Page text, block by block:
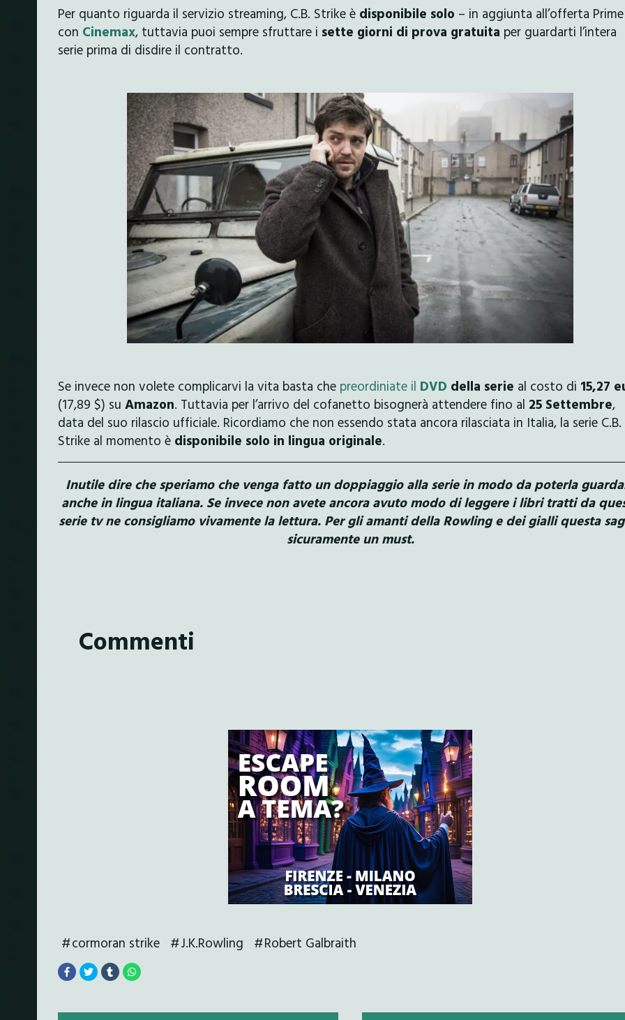
Per quanto riguarda il servizio streaming, C.B. Strike è disponibile solo – in aggiunta all’offerta
con Cinemax, tuttavia puoi sempre sfruttare i sette giorni di prova gratuita per guardarti l’intera
serie prima di disdire il contratto.
Se invece non volete complicarvi la vita basta che preordiniate il DVD della serie al costo di 15,27
(17,89 $) su Amazon. Tuttavia per l’arrivo del cofanetto bisognerà attendere fino al 25 Settembre,
data del suo rilascio ufficiale. Ricordiamo che non essendo stata ancora rilasciata in Italia, la serie C.B.
Strike al momento è disponibile solo in lingua originale.
Inutile dire che speriamo che venga fatto un doppiaggio alla serie in modo da poterla
anche in lingua italiana. Se invece non avete ancora avuto modo di leggere i libri tratti da
serie tv ne consigliamo vivamente la lettura. Per gli amanti della Rowling e dei gialli questa
sicuramente un must.
Commenti
cormoran strike J.K.Rowling Robert Galbraith